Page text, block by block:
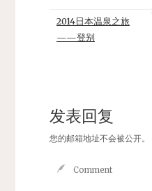
2014日本温泉之旅
——登别
发表回复
您的邮箱地址不会被公开。